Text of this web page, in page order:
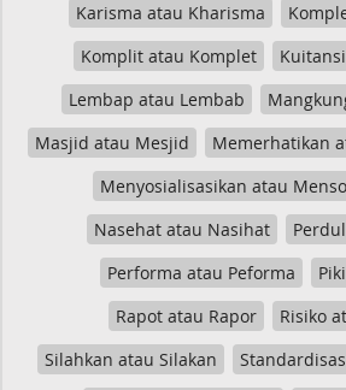
Karisma atau Kharisma
Komplit atau Komplet
Lembap atau Lembab
Masjid atau Mesjid
Memerhatikan
Menyosialisasikan atau
Nasehat atau Nasihat
Performa atau Peforma
Rapot atau Rapor
Risiko
Silahkan atau Silakan